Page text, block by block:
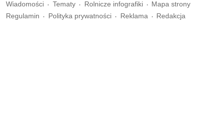
Wiadomości Tematy Rolnicze infografiki
Mapa strony
Regulamin
Polityka prywatności Reklama Redakcja